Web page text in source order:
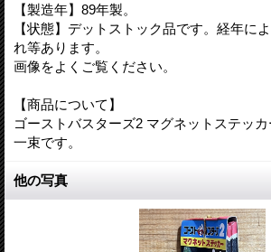
【製造年】89年製。
【状態】デットストック品です。経年に
れ等あります。
画像をよくご覧ください。
【商品について】
ゴーストバスターズ2 マグネットステッ
一束です。
他の写真